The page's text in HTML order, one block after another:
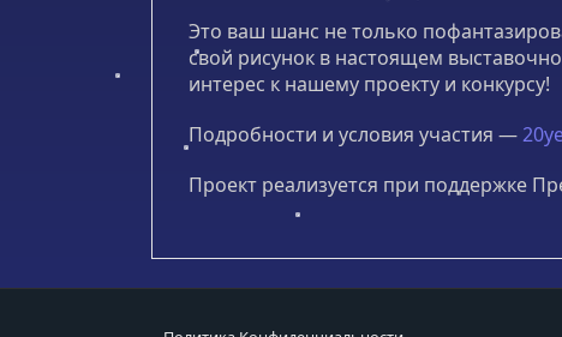
Это ваш шанс не только
свой рисунок в настоящем
интерес к нашему проекту и конкурсу!
Подробности и условия участия —
Проект реализуется при поддержке